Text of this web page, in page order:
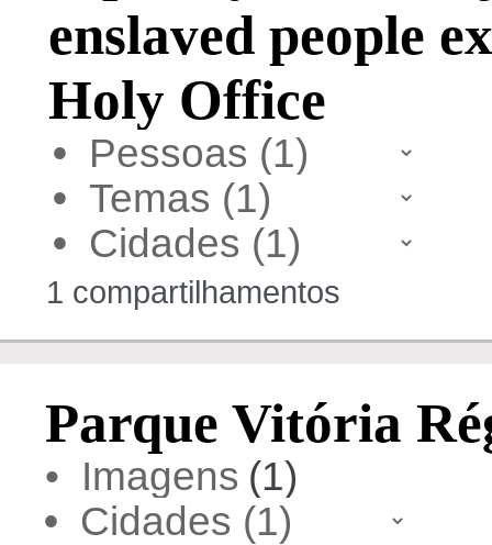
enslaved people
Holy Office
•
•
•
1 compartilhamentos
Parque Vitória
• Imagens(1)
•